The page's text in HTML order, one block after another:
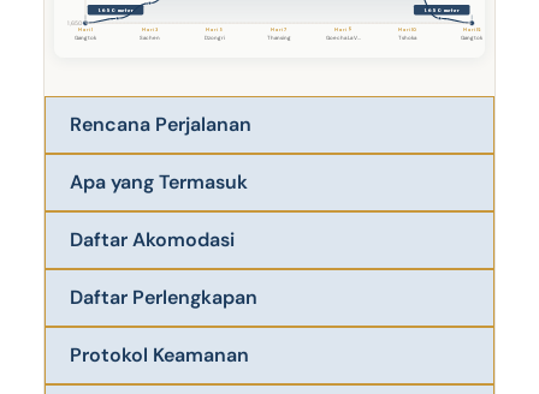
1,650
1.650 meter 1.650 meter
Hari 1
Gangtok
Hari 3
Sachen
Hari 5
Dzongri
Hari 7
Thansing
Hari 9
Goecha La V...
Hari 10
Tshoka
Hari 12
Gangtok
Rencana Perjalanan
Apa yang Termasuk
Daftar Akomodasi
Daftar Perlengkapan
Protokol Keamanan